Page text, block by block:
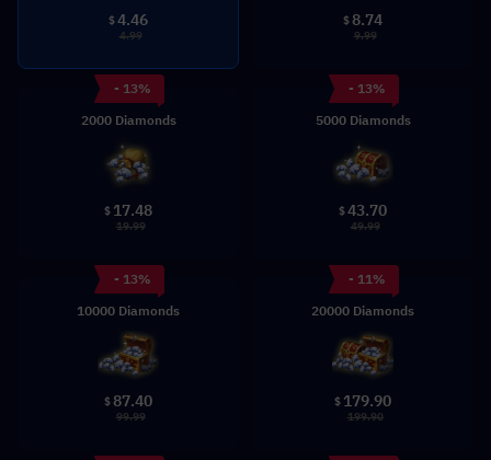
$4.46
4.99
$ 8.74
9.99
- 13%
2000 Diamonds
$ 17.48
19.99
- 13%
5000 Diamonds
$43.70
49.99
- 13%
10000 Diamonds
$ 87.40
99.99
- 11%
20000 Diamonds
$ 179.90
199.90